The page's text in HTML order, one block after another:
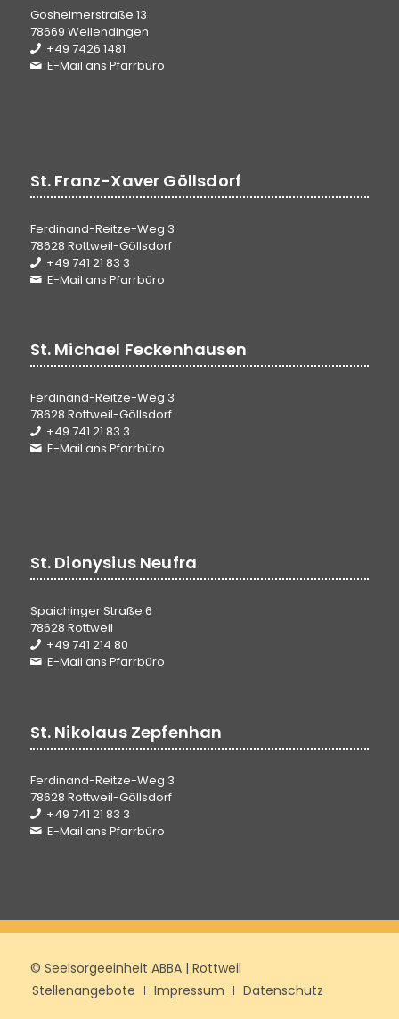
Gosheimerstraße 13
78669 Wellendingen
+49 7426 1481
E-Mail ans Pfarrbüro
St. Franz-Xaver Göllsdorf
Ferdinand-Reitze-Weg 3
78628 Rottweil-Göllsdorf
+49 741 21 83 3
E-Mail ans Pfarrbüro
St. Michael Feckenhausen
Ferdinand-Reitze-Weg 3
78628 Rottweil-Göllsdorf
+49 741 21 83 3
E-Mail ans Pfarrbüro
St. Dionysius Neufra
Spaichinger Straße 6
78628 Rottweil
+49 741 214 80
E-Mail ans Pfarrbüro
St. Nikolaus Zepfenhan
Ferdinand-Reitze-Weg 3
78628 Rottweil-Göllsdorf
+49 741 21 83 3
E-Mail ans Pfarrbüro
© Seelsorgeeinheit ABBA | Rottweil
Stellenangebote
Impressum Datenschutz